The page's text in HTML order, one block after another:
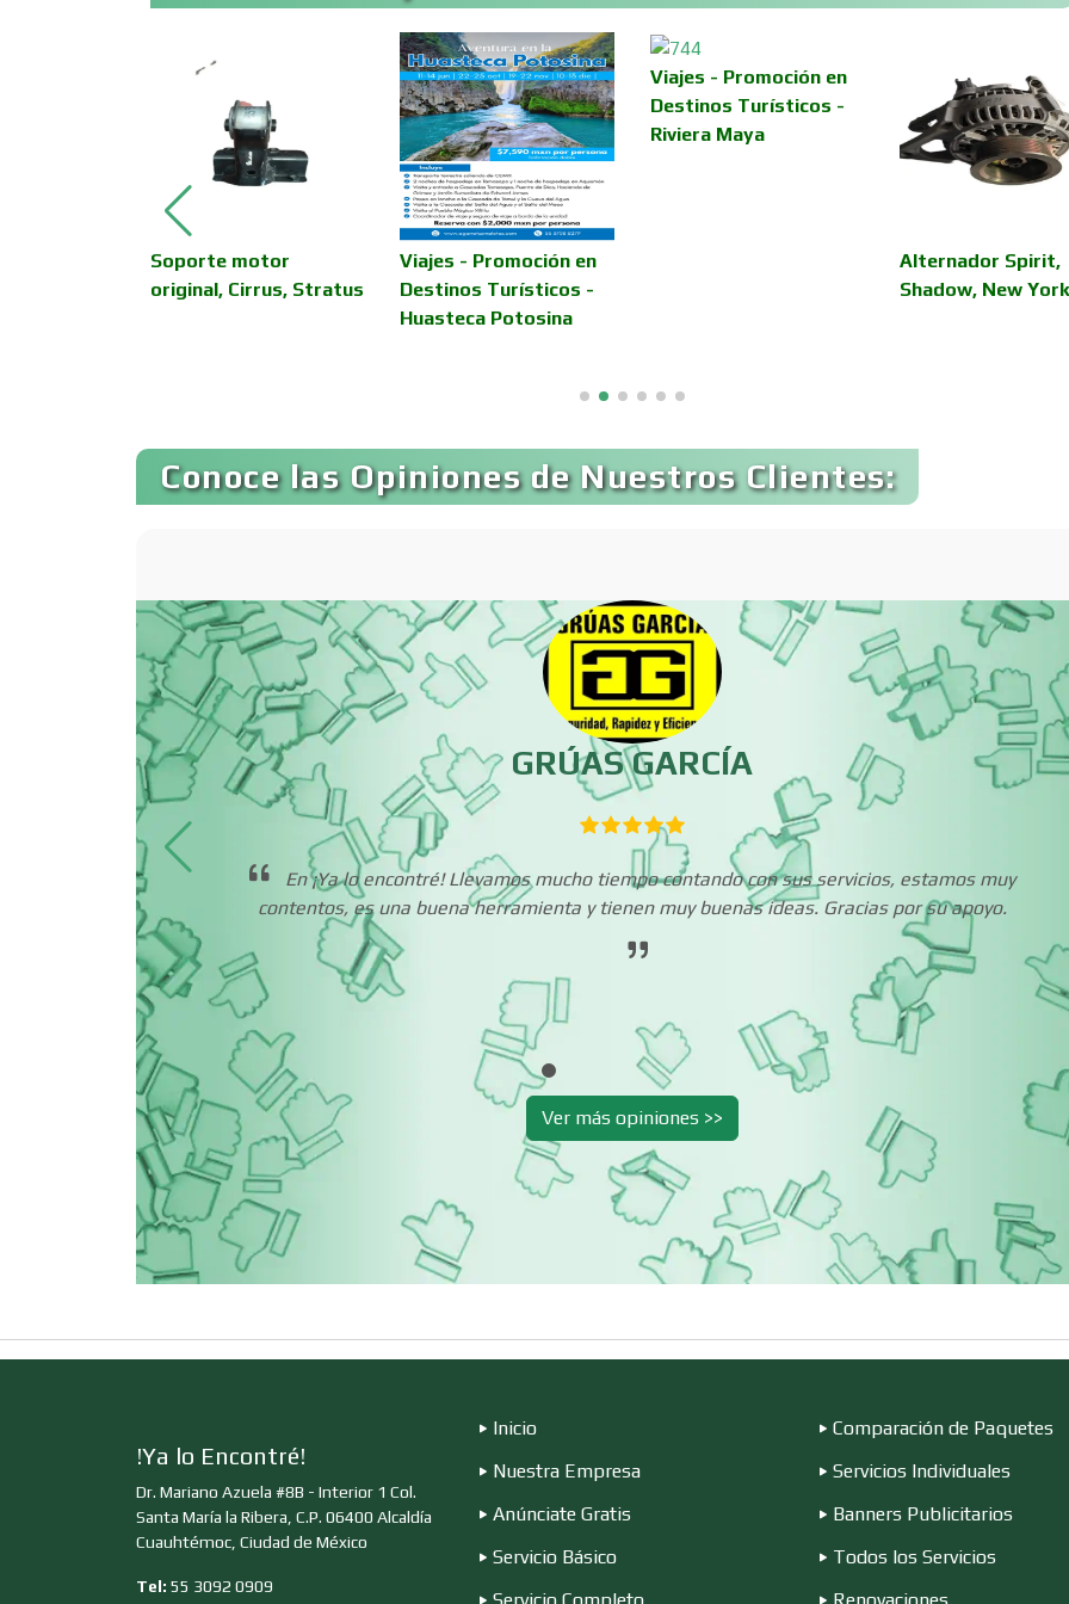
Asilos Asociaciones
Asociaciones
Empresariales
Audio, Sonido e
Iluminación
Audios para
Autobuses Automatización
Automóviles
Usados
Bancos Banquetes Bares y Cantinas
Bordados y
Estampados
Boutiques
Cafeterías Cajas de Ahorro Cámaras de
Camiones para Fletes Cancelería de Aluminio
Carnicerías Carpinterías Centros
Centros de
Espectáculos
Centros de Nutrición Centros
Cerrajerías Cibercafés Clínicas de Belleza
Clínicas de
Rehabilitación
Clínicas y Hospitales Clubes Deportivos
Cocinas Integrales
Combustibles y
Lubricantes
Compresores de
Computadoras
Conferencias
Construcciones en
Contadores
Conversiones
Automotrices
Copiadoras
Cortinas, Persianas y
Alfombras
Cremerías y
Salchichonerías
Soporte motor
original, Cirrus, Stratus
Viajes - Promoción en
Destinos Turísticos -
Huasteca Potosina
Viajes - Promoción en
Destinos Turísticos -
Riviera Maya
Alternador Spirit,
Shadow, New
Conoce las Opiniones de Nuestros Clientes:
GRÚAS GARCÍA
En ¡Ya lo encontré! Llevamos mucho tiempo contando con sus servicios, estamos muy
contentos, es una buena herramienta y tienen muy buenas ideas. Gracias por su apoyo.
Ver más opiniones >>
!Ya lo Encontré!
Dr. Mariano Azuela #8B - Interior 1 Col.
Santa María la Ribera, C.P. 06400 Alcaldía
Cuauhtémoc, Ciudad de México
Tel: 55 3092 0909
Inicio
Nuestra Empresa
Anúnciate Gratis
Servicio Básico
Comparación de Paquetes
Servicios Individuales
Banners Publicitarios
Todos los Servicios